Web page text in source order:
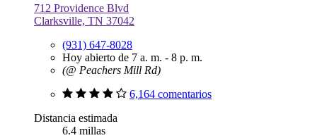
712 Providence Blvd
Clarksville, TN 37042
(931) 647-8028
Hoy abierto de 7 a. m. - 8 p. m.
(@ Peachers Mill Rd)
6,164 comentarios
Distancia estimada
6.4 millas